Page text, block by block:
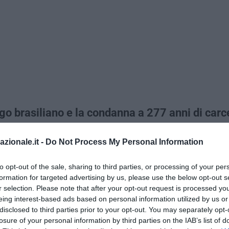
- Do Not Process My Personal Information
opt-out of the sale, sharing to third parties, or processing of your
for targeted advertising by us, please use the below opt-out
selection. Please note that after your opt-out request is processed
interest-based ads based on personal information utilized by us
to third parties prior to your opt-out. You may separately
of your personal information by third parties on the IAB’s list of
brasiliano e la condanna a 277 anni di
anni, due mesi e 19 giorni di carcere. Il reato è lo stupro, e non
dovrà pagare anche 100mila reales (al cambio, 19mila euro)
danni morali ciascuna delle vittime. I reati che gli sono stati
molestie sessuali con frode.